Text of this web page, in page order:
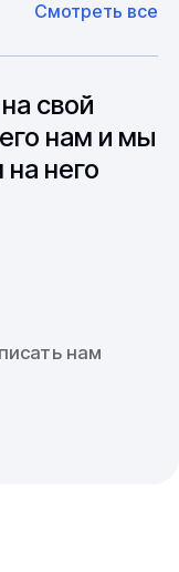
и
Смотреть все
свой
нам и мы
него
нам